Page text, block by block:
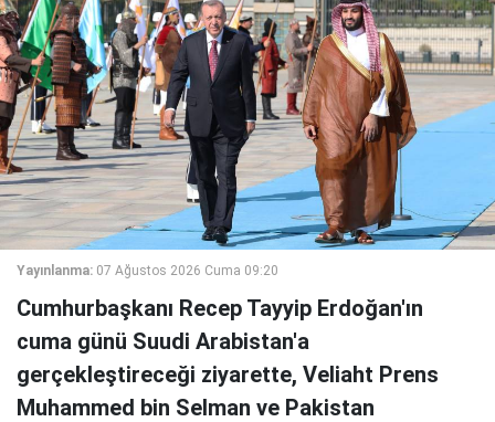
Yayınlanma: 07 Ağustos 2026 Cuma 09:20
Cumhurbaşkanı Recep Tayyip Erdoğan'ın
cuma günü Suudi Arabistan'a
gerçekleştireceği ziyarette, Veliaht Prens
Muhammed bin Selman ve Pakistan